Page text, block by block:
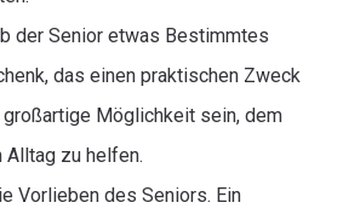
der Senior etwas Bestimmtes
das einen praktischen Zweck
Möglichkeit sein, dem
Alltag zu helfen.
Vorlieben des Seniors. Ein